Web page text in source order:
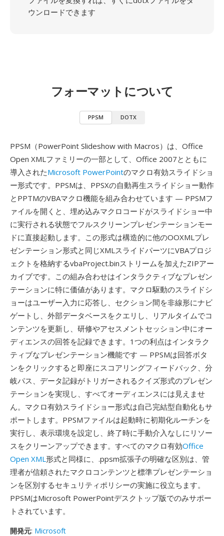
ウンロードできます
フォーマットについて
PPSM DOTX
PPSM（PowerPoint Slideshow with Macros）は、Office
Open XMLファミリーの一部として、Office 2007とともに
導入されたMicrosoft PowerPointのマクロ有効スライドショ
ー形式です。PPSMは、PPSXの自動再生スライドショー動作
とPPTMのVBAマクロ機能を組み合わせています — PPSMフ
ァイルを開くと、埋め込みマクロコードがスライドショー中
に実行される状態でフルスクリーンプレゼンテーションモー
ドに直接起動します。この形式は構造的に他のOOXMLプレ
ゼンテーション形式と同じXMLスライドパーツにVBAプロジ
ェクトを格納するvbaProject.binストリームを加えたZIPアー
カイブです。この組み合わせはインタラクティブなプレゼン
テーションに特に価値があります。マクロ駆動のスライドシ
ョーはユーザー入力に応答し、セクション間を非線形にナビ
ゲートし、外部データベースをクエリし、リアルタイムでコ
ンテンツを更新し、研修やアセスメントセッション中にオー
ディエンスの回答を記録できます。1つの利点はインタラク
ティブなプレゼンテーション機能です — PPSMは回答ボタ
ンをクリックすると即座にスコアリングフィードバック、分
岐パス、データ記録がトリガーされるクイズ形式のプレゼン
テーションを実現し、すべてオーディエンスには見えませ
ん。マクロ有効スライドショー形式は自己完結型自動化もサ
ポートします。PPSMファイルは起動時に初期化ルーチンを
実行し、表示環境を設定し、終了時に手動介入なしにリソー
スをクリーンアップできます。すべてのマクロ有効Office
Open XML形式と同様に、.ppsm拡張子の明確な区別は、管
理者が信頼されたマクロコンテンツと標準プレゼンテーショ
ンを区別するセキュリティポリシーの実施に役立ちます。
PPSMはMicrosoft PowerPointデスクトップ版でのみサポー
トされています。
開発元: Microsoft